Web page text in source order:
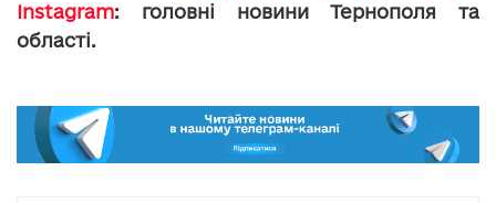
Instagram: головні новини Тернополя та
області.